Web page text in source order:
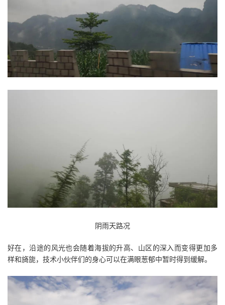
阴雨天路况
好在，沿途的风光也会随着海拔的升高、山区的深入而变得更加多
样和旖旎，技术小伙伴们的身心可以在满眼葱郁中暂时得到缓解。